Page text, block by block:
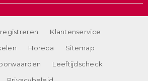
Klantenservice
Horeca
Sitemap
Leeftijdscheck